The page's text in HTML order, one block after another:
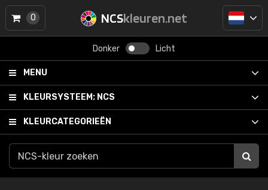
NCSkleuren.net
Donker Licht
MENU
KLEURSYSTEEM: NCS
KLEURCATEGORIEËN
0